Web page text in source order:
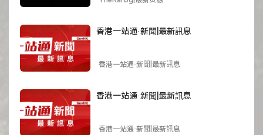
香港一站通·新聞|最新訊息
香港一站通·新聞|最新訊息
香港一站通·新聞|最新訊息
香港一站通·新聞|最新訊息